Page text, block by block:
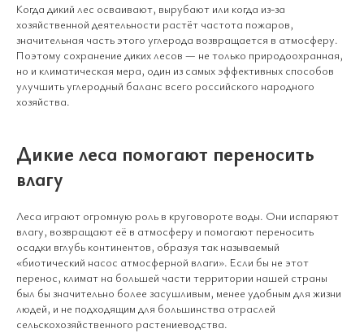
Когда дикий лес осваивают, вырубают или когда из-за
хозяйственной деятельности растёт частота пожаров,
значительная часть этого углерода возвращается в атмосферу.
Поэтому сохранение диких лесов — не только природоохранная,
но и климатическая мера, один из самых эффективных способов
улучшить углеродный баланс всего российского народного
хозяйства.
Дикие леса помогают переносить
влагу
Леса играют огромную роль в круговороте воды. Они испаряют
влагу, возвращают её в атмосферу и помогают переносить
осадки вглубь континентов, образуя так называемый
«биотический насос атмосферной влаги». Если бы не этот
перенос, климат на большей части территории нашей страны
был бы значительно более засушливым, менее удобным для жизни
людей, и не подходящим для большинства отраслей
сельскохозяйственного растениеводства.